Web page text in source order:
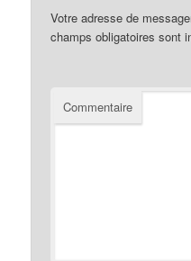
Votre adresse de
champs obligatoires sont
Commentaire